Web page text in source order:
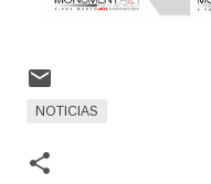
NOTICIAS